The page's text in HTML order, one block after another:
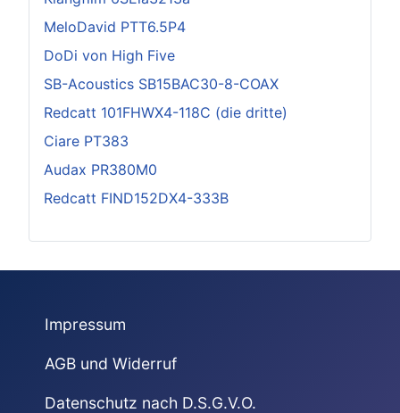
MeloDavid PTT6.5P4
DoDi von High Five
SB-Acoustics SB15BAC30-8-COAX
Redcatt 101FHWX4-118C (die dritte)
Ciare PT383
Audax PR380M0
Redcatt FIND152DX4-333B
Impressum
AGB und Widerruf
Datenschutz nach D.S.G.V.O.